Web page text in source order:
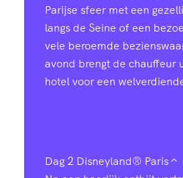
Parijse sfeer met een
langs de Seine of een
vele beroemde
avond brengt de chauffeur
hotel voor een
Dag 2 Disneyland® Paris